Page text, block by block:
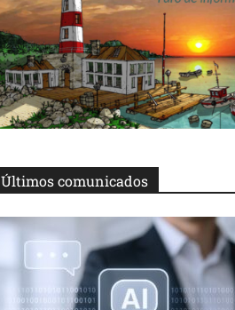
Últimos comunicados